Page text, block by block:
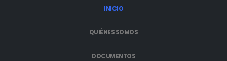
INICIO
QUIÉNES SOMOS
DOCUMENTOS